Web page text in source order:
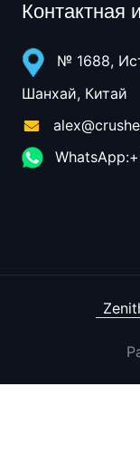
Контактная
№ 1688,
Шанхай, Китай